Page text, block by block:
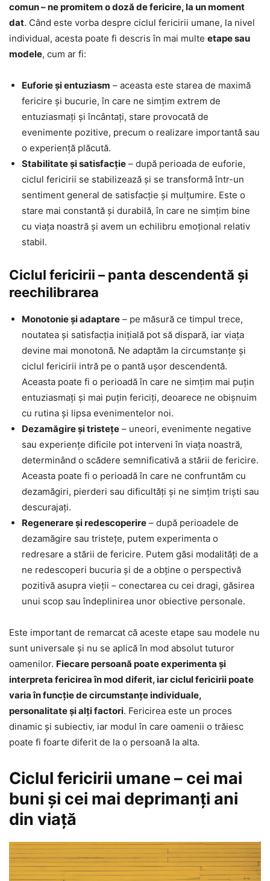
comun – ne promitem o doză de fericire, la un moment
dat. Când este vorba despre ciclul fericirii umane, la nivel
individual, acesta poate fi descris în mai multe etape sau
modele, cum ar fi:
Euforie și entuziasm – aceasta este starea de maximă
fericire și bucurie, în care ne simțim extrem de
entuziasmați și încântați, stare provocată de
evenimente pozitive, precum o realizare importantă sau
o experiență plăcută.
Stabilitate și satisfacție – după perioada de euforie,
ciclul fericirii se stabilizează și se transformă într-un
sentiment general de satisfacție și mulțumire. Este o
stare mai constantă și durabilă, în care ne simțim bine
cu viața noastră și avem un echilibru emoțional relativ
stabil.
Ciclul fericirii – panta descendentă şi
reechilibrarea
Monotonie și adaptare – pe măsură ce timpul trece,
noutatea și satisfacţia inițială pot să dispară, iar viața
devine mai monotonă. Ne adaptăm la circumstanțe și
ciclul fericirii intră pe o pantă ușor descendentă.
Aceasta poate fi o perioadă în care ne simțim mai puțin
entuziasmați și mai puțin fericiți, deoarece ne obișnuim
cu rutina și lipsa evenimentelor noi.
Dezamăgire și tristețe – uneori, evenimente negative
sau experiențe dificile pot interveni în viața noastră,
determinând o scădere semnificativă a stării de fericire.
Aceasta poate fi o perioadă în care ne confruntăm cu
dezamăgiri, pierderi sau dificultăți și ne simțim trişti sau
descurajați.
Regenerare și redescoperire – după perioadele de
dezamăgire sau tristețe, putem experimenta o
redresare a stării de fericire. Putem găsi modalități de a
ne redescoperi bucuria și de a obține o perspectivă
pozitivă asupra vieții – conectarea cu cei dragi, găsirea
unui scop sau îndeplinirea unor obiective personale.
Este important de remarcat că aceste etape sau modele nu
sunt universale și nu se aplică în mod absolut tuturor
oamenilor. Fiecare persoană poate experimenta și
interpreta fericirea în mod diferit, iar ciclul fericirii poate
varia în funcție de circumstanțe individuale,
personalitate și alţi factori. Fericirea este un proces
dinamic și subiectiv, iar modul în care oamenii o trăiesc
poate fi foarte diferit de la o persoană la alta.
Ciclul fericirii umane – cei mai
buni şi cei mai deprimanţi ani
din viaţă